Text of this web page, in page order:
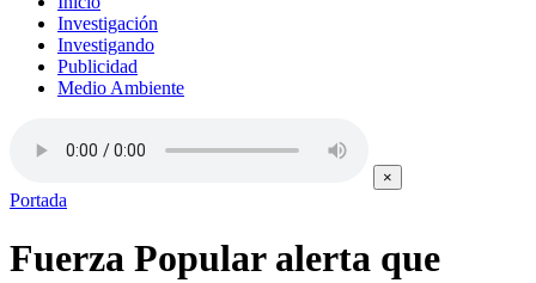
Investigación
Investigando
Publicidad
Medio Ambiente
×
Portada
Fuerza Popular alerta que